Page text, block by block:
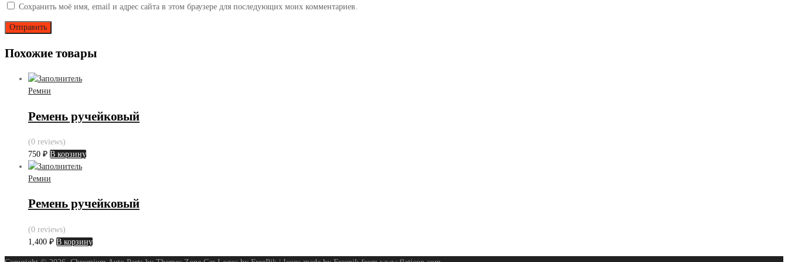
Сохранить моё имя, email и адрес сайта в этом браузере для последующих моих комментариев.
Похожие товары
Ремни
Ремень ручейковый
(0 reviews)
750 ₽ В корзину
Ремни
Ремень ручейковый
(0 reviews)
1,400 ₽ В корзину